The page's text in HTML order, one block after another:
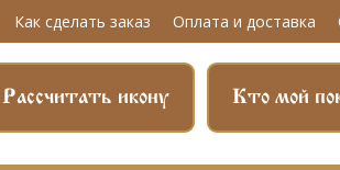
Как сделать заказ Оплата и доставка
Кто мой
Рассчитать икону